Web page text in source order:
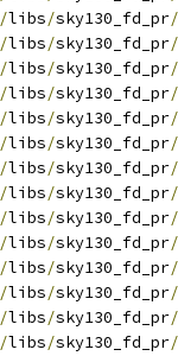
/libs/sky130_fd_pr/
/libs/sky130_fd_pr/
/libs/sky130_fd_pr/
/libs/sky130_fd_pr/
/libs/sky130_fd_pr/
/libs/sky130_fd_pr/
/libs/sky130_fd_pr/
/libs/sky130_fd_pr/
/libs/sky130_fd_pr/
/libs/sky130_fd_pr/
/libs/sky130_fd_pr/
/libs/sky130_fd_pr/
/libs/sky130_fd_pr/
/libs/sky130_fd_pr/